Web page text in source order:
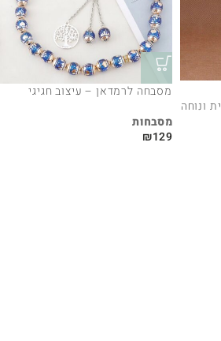
מסבחה לרמדאן – עיצוב חגיגי
מסבחות
₪129